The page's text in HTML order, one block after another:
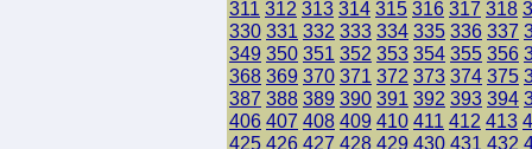
311 312 313 314 315 316 317 318
330 331 332 333 334 335 336 337
349 350 351 352 353 354 355 356
368 369 370 371 372 373 374 375
387 388 389 390 391 392 393 394
406 407 408 409 410 411 412 413
425 426 427 428 429 430 431 432